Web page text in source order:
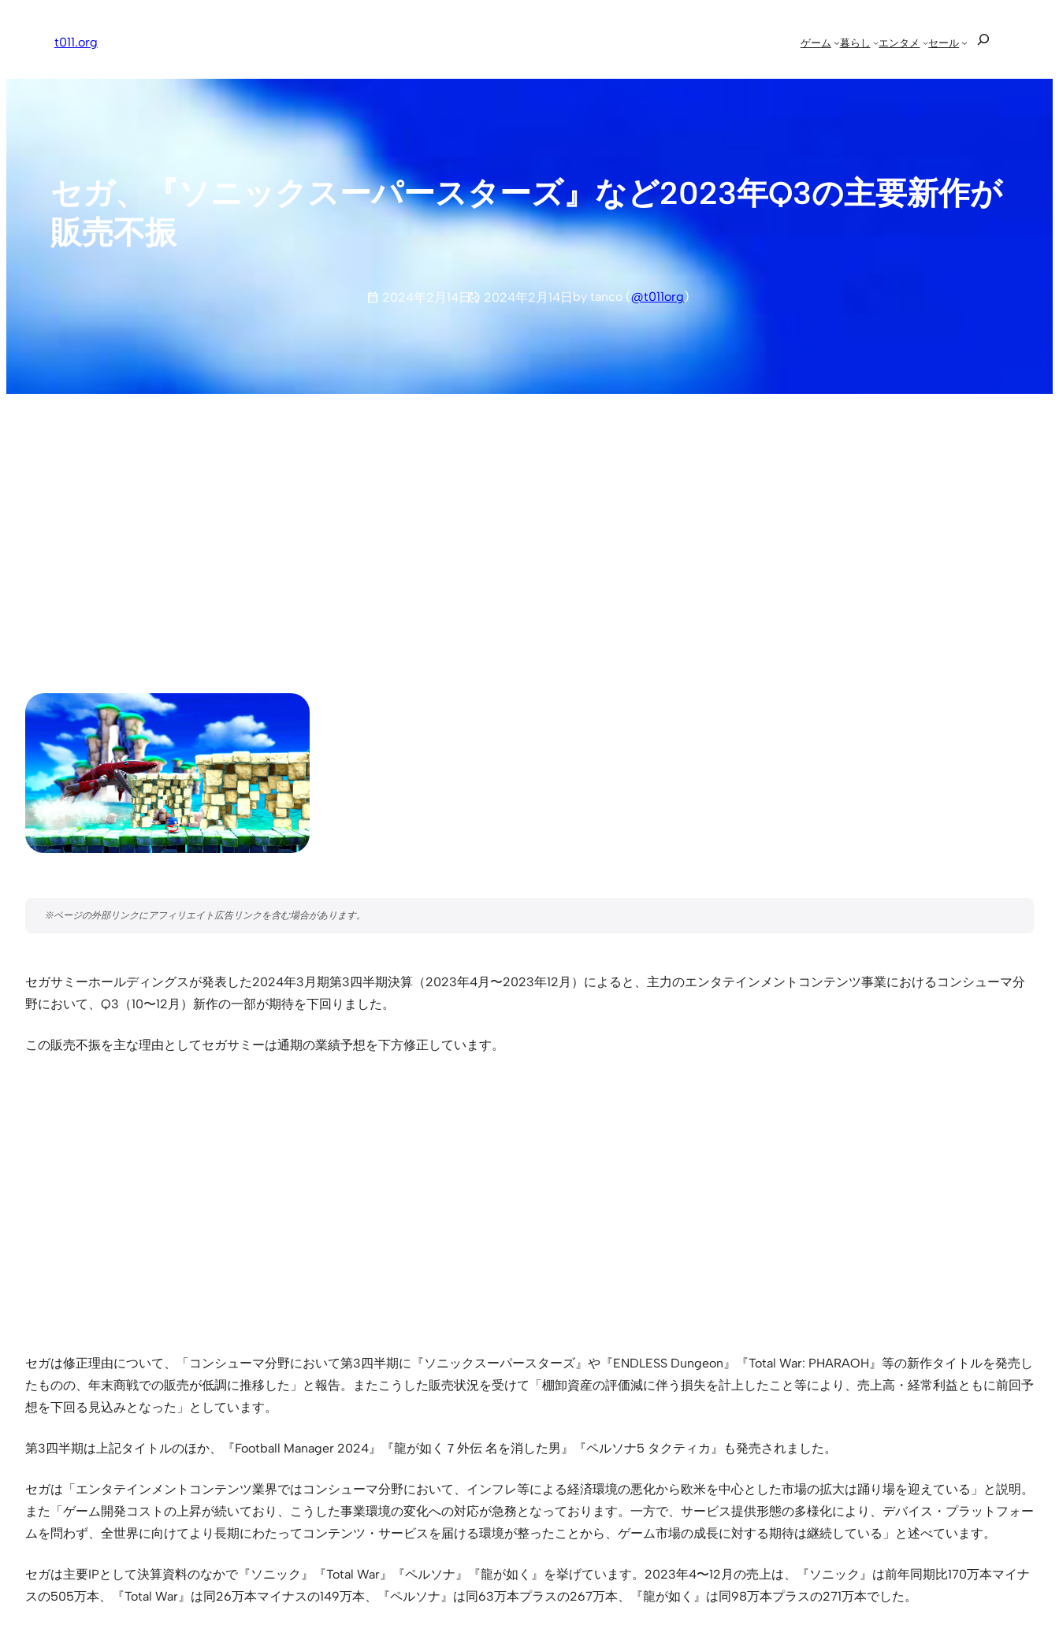
ス
t011.org ゲーム 暮らし エンタメ セール
セガ、『ソニックスーパースターズ』など2023年Q3の主要新作が
販売不振
2024年2月14日 2024年2月14日 by tanco (@t011org)
セガサミーホールディングスが発表した2024年3月期第3四半期決算（2023年4月〜2023年12月）によると、主力のエンタテインメントコンテンツ事業におけるコンシューマ分
野において、Q3（10〜12月）新作の一部が期待を下回りました。
この販売不振を主な理由としてセガサミーは通期の業績予想を下方修正しています。
セガは修正理由について、「コンシューマ分野において第3四半期に『ソニックスーパースターズ』や『ENDLESS Dungeon』『Total War: PHARAOH』等の新作タイトルを発売し
たものの、年末商戦での販売が低調に推移した」と報告。またこうした販売状況を受けて「棚卸資産の評価減に伴う損失を計上したこと等により、売上高・経常利益ともに前回予
想を下回る見込みとなった」としています。
第3四半期は上記タイトルのほか、『Football Manager 2024』『龍が如く７外伝 名を消した男』『ペルソナ5 タクティカ』も発売されました。
セガは「エンタテインメントコンテンツ業界ではコンシューマ分野において、インフレ等による経済環境の悪化から欧米を中心とした市場の拡大は踊り場を迎えている」と説明。
また「ゲーム開発コストの上昇が続いており、こうした事業環境の変化への対応が急務となっております。一方で、サービス提供形態の多様化により、デバイス・プラットフォー
ムを問わず、全世界に向けてより長期にわたってコンテンツ・サービスを届ける環境が整ったことから、ゲーム市場の成長に対する期待は継続している」と述べています。
セガは主要IPとして決算資料のなかで『ソニック』『Total War』『ペルソナ』『龍が如く』を挙げています。2023年4〜12月の売上は、『ソニック』は前年同期比170万本マイナ
スの505万本、『Total War』は同26万本マイナスの149万本、『ペルソナ』は同63万本プラスの267万本、『龍が如く』は同98万本プラスの271万本でした。